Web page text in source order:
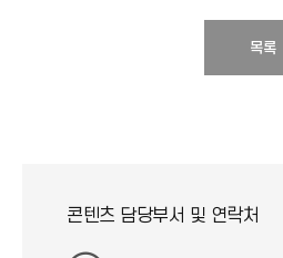
목록
콘텐츠 담당부서 및 연락처